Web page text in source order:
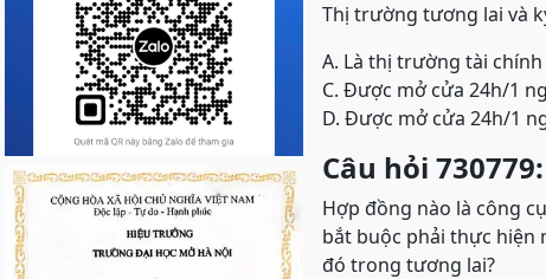
Thị trường tương lai và
A. Là thị trường tài
C. Được mở cửa 24h/1
D. Được mở cửa 24h/1
Câu hỏi 730779:
Hợp đồng nào là công
bắt buộc phải thực hiện
đó trong tương lai?